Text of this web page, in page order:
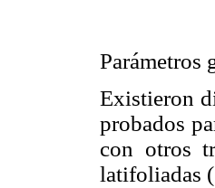
Parámetros
Existieron
probados
con otros
latifoliadas